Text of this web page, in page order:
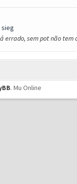
sieg
errado, sem pot não tem
.Mu Online